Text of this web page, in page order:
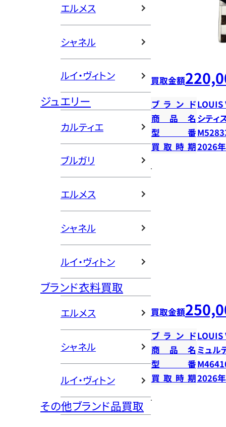
エルメス
シャネル
ルイ・ヴィトン
ジュエリー
カルティエ
ブルガリ
エルメス
シャネル
ルイ・ヴィトン
ブランド衣料買取
エルメス
シャネル
ルイ・ヴィトン
その他ブランド品買取
買取金額
ブランドLOUIS
商品名 シティ
型番
買取時期2026
買取金額
ブランドLOUIS
商品名 ミュル
型番
買取時期2026